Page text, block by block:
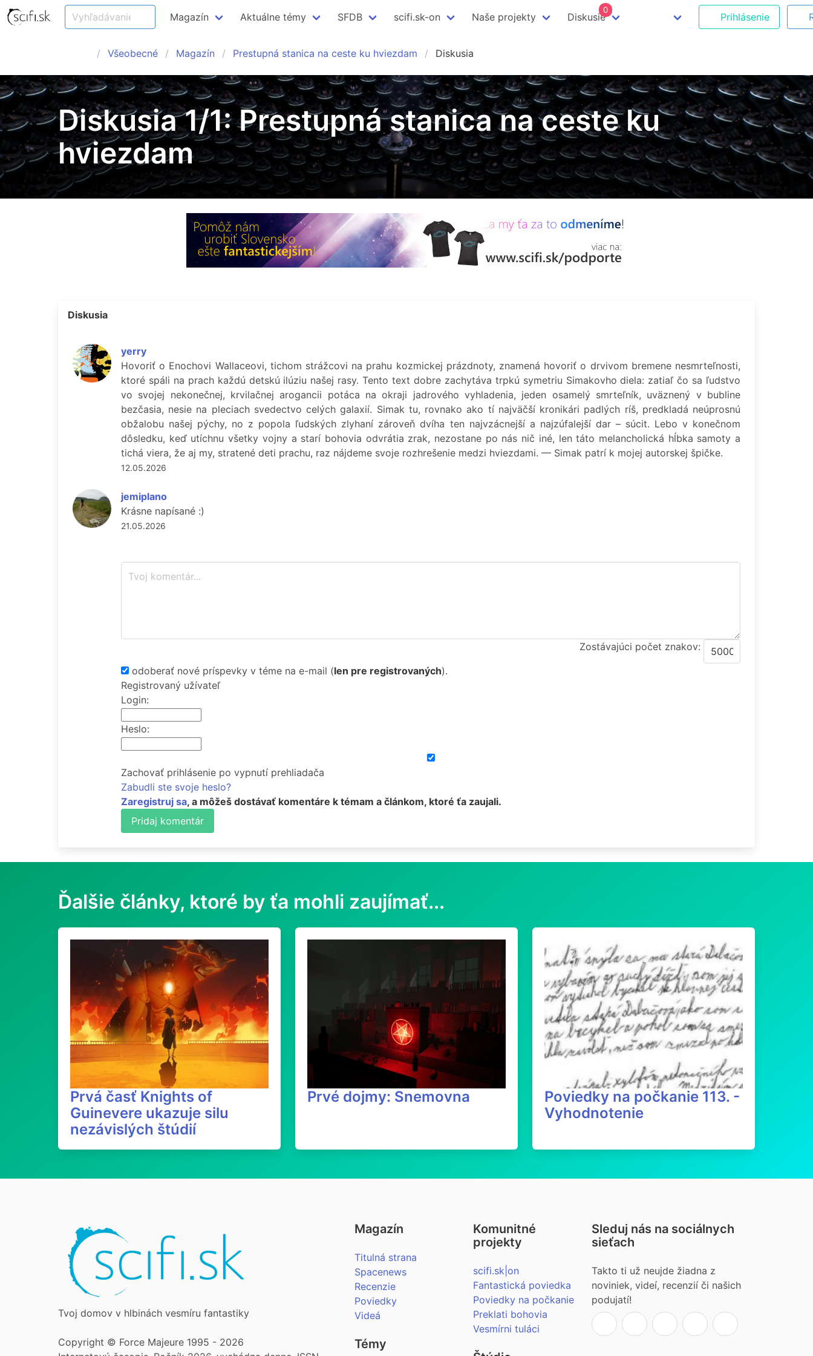
Magazín Aktuálne témy SFDB scifi.sk-on Naše projekty Diskusie
0
Prihlásenie
Všeobecné Magazín Prestupná stanica na ceste ku hviezdam Diskusia
Diskusia 1/1: Prestupná stanica na ceste ku
hviezdam
Diskusia
yerry
Hovoriť o Enochovi Wallaceovi, tichom strážcovi na prahu kozmickej prázdnoty, znamená hovoriť o drvivom bremene nesmrteľnosti,
ktoré spáli na prach každú detskú ilúziu našej rasy. Tento text dobre zachytáva trpkú symetriu Simakovho diela: zatiaľ čo sa ľudstvo
vo svojej nekonečnej, krvilačnej arogancii potáca na okraji jadrového vyhladenia, jeden osamelý smrteľník, uväznený v bubline
bezčasia, nesie na pleciach svedectvo celých galaxií. Simak tu, rovnako ako tí najväčší kronikári padlých ríš, predkladá neúprosnú
obžalobu našej pýchy, no z popola ľudských zlyhaní zároveň dvíha ten najvzácnejší a najzúfalejší dar – súcit. Lebo v konečnom
dôsledku, keď utíchnu všetky vojny a starí bohovia odvrátia zrak, nezostane po nás nič iné, len táto melancholická hĺbka samoty a
tichá viera, že aj my, stratené deti prachu, raz nájdeme svoje rozhrešenie medzi hviezdami. –– Simak patrí k mojej autorskej špičke.
12.05.2026
jemiplano
Krásne napísané :)
21.05.2026
Zostávajúci počet znakov:
odoberať nové príspevky v téme na e-mail (len pre registrovaných).
Registrovaný užívateľ
Login:
Heslo:
Zachovať prihlásenie po vypnutí prehliadača
Zabudli ste svoje heslo?
Zaregistruj sa, a môžeš dostávať komentáre k témam a článkom, ktoré ťa zaujali.
Pridaj komentár
Ďalšie články, ktoré by ťa mohli zaujímať...
Prvá časť Knights of
Guinevere ukazuje silu
nezávislých štúdií
Prvé dojmy: Snemovna
Poviedky na počkanie 113. -
Vyhodnotenie
Tvoj domov v hlbinách vesmíru fantastiky
Copyright © Force Majeure 1995 - 2026
Magazín
Titulná strana
Spacenews
Recenzie
Poviedky
Videá
Témy
Komunitné
projekty
scifi.sk|on
Fantastická poviedka
Poviedky na počkanie
Preklati bohovia
Vesmírni tuláci
Sleduj nás na sociálnych
sieťach
Takto ti už neujde žiadna z
noviniek, videí, recenzií či našich
podujatí!